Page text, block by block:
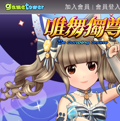
加入會員 | 會員登入